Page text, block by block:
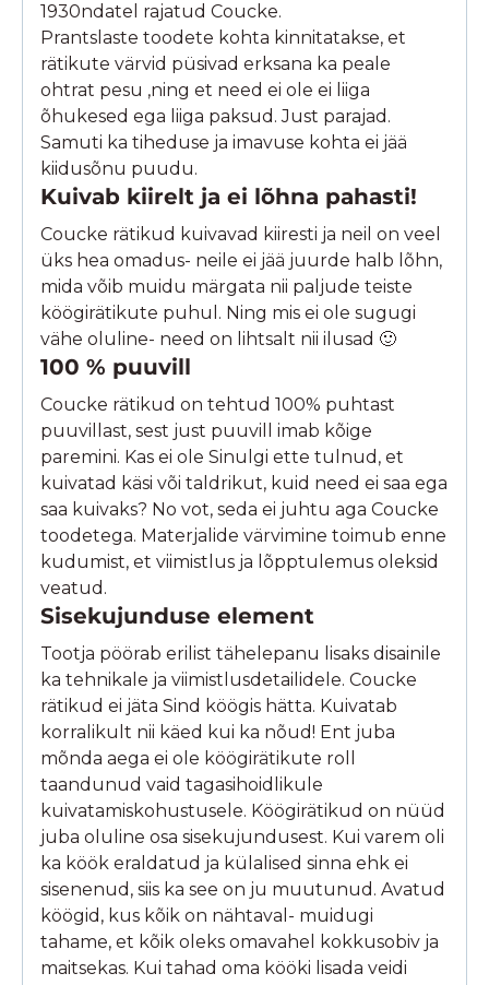
1930ndatel rajatud Coucke.
Prantslaste toodete kohta kinnitatakse, et
rätikute värvid püsivad erksana ka peale
ohtrat pesu ,ning et need ei ole ei liiga
õhukesed ega liiga paksud. Just parajad.
Samuti ka tiheduse ja imavuse kohta ei jää
kiidusõnu puudu.
Kuivab kiirelt ja ei lõhna pahasti!
Coucke rätikud kuivavad kiiresti ja neil on veel
üks hea omadus- neile ei jää juurde halb lõhn,
mida võib muidu märgata nii paljude teiste
köögirätikute puhul. Ning mis ei ole sugugi
vähe oluline- need on lihtsalt nii ilusad 🙂
100 % puuvill
Coucke rätikud on tehtud 100% puhtast
puuvillast, sest just puuvill imab kõige
paremini. Kas ei ole Sinulgi ette tulnud, et
kuivatad käsi või taldrikut, kuid need ei saa ega
saa kuivaks? No vot, seda ei juhtu aga Coucke
toodetega. Materjalide värvimine toimub enne
kudumist, et viimistlus ja lõpptulemus oleksid
veatud.
Sisekujunduse element
Tootja pöörab erilist tähelepanu lisaks disainile
ka tehnikale ja viimistlusdetailidele. Coucke
rätikud ei jäta Sind köögis hätta. Kuivatab
korralikult nii käed kui ka nõud! Ent juba
mõnda aega ei ole köögirätikute roll
taandunud vaid tagasihoidlikule
kuivatamiskohustusele. Köögirätikud on nüüd
juba oluline osa sisekujundusest. Kui varem oli
ka köök eraldatud ja külalised sinna ehk ei
sisenenud, siis ka see on ju muutunud. Avatud
köögid, kus kõik on nähtaval- muidugi
tahame, et kõik oleks omavahel kokkusobiv ja
maitsekas. Kui tahad oma kööki lisada veidi